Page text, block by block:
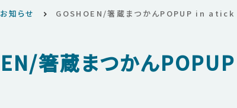
知らせ GOSHOEN/箸蔵まつかんPOPUP in atick
箸蔵まつかん